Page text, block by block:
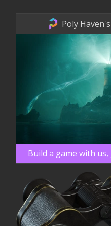
Poly
Build a game with